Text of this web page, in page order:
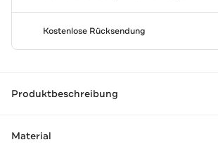
Kostenlose Rücksendung
Produktbeschreibung
Material